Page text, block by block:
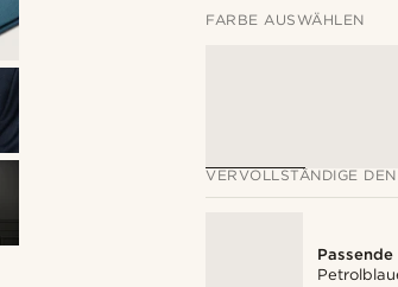
FARBE AUSWÄHLEN
VERVOLLSTÄNDIGE